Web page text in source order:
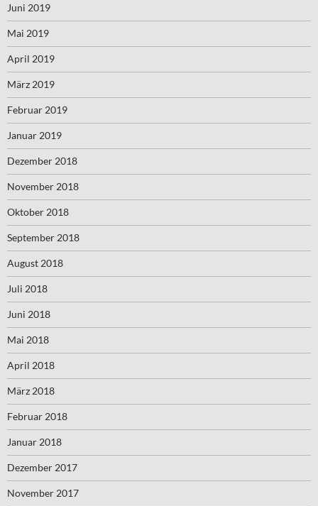
Juni 2019
Mai 2019
April 2019
März 2019
Februar 2019
Januar 2019
Dezember 2018
November 2018
Oktober 2018
September 2018
August 2018
Juli 2018
Juni 2018
Mai 2018
April 2018
März 2018
Februar 2018
Januar 2018
Dezember 2017
November 2017